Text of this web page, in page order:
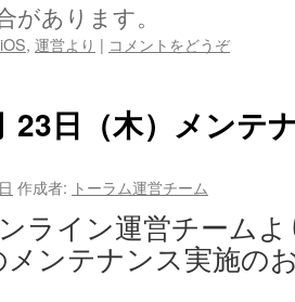
があります。
iOS, 運営より | コメントをどうぞ
23日（木）メンテ
作成者: トーラム運営チーム
ライン運営チーム
メンテナンス実施の